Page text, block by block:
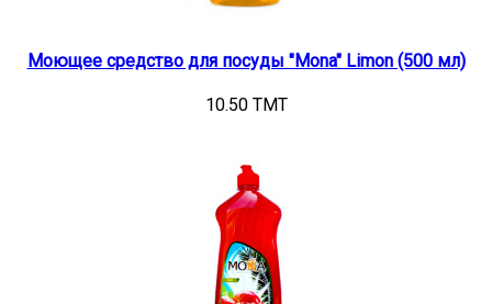
Моющее средство для посуды "Mona" Limon (500 мл)
10.50 TMT